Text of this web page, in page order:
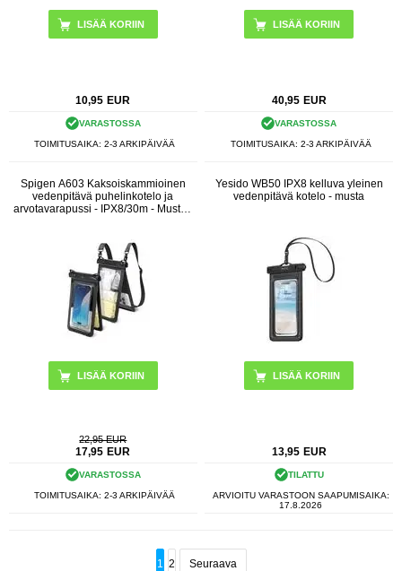
LISÄÄ KORIIN
10,95 EUR
VARASTOSSA
TOIMITUSAIKA: 2-3 ARKIPÄIVÄÄ
40,95 EUR
VARASTOSSA
TOIMITUSAIKA: 2-3 ARKIPÄIVÄÄ
Spigen A603 Kaksoiskammioinen
vedenpitävä puhelinkotelo ja
arvotavarapussi - IPX8/30m - Musta /
22,95 EUR
17,95 EUR
VARASTOSSA
TOIMITUSAIKA: 2-3 ARKIPÄIVÄÄ
Yesido WB50 IPX8 kelluva yleinen
vedenpitävä kotelo - musta
13,95 EUR
TILATTU
ARVIOITU VARASTOON SAAPUMISAIKA:
17.8.2026
1 2 Seuraava